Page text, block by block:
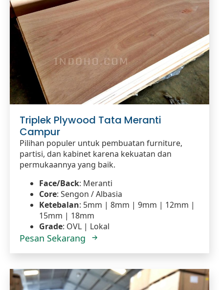
Triplek Plywood Tata Meranti
Campur
Pilihan populer untuk pembuatan furniture,
partisi, dan kabinet karena kekuatan dan
permukaannya yang baik.
Face/Back: Meranti
Core: Sengon / Albasia
Ketebalan: 5mm | 8mm | 9mm | 12mm |
15mm | 18mm
Grade: OVL | Lokal
Pesan Sekarang